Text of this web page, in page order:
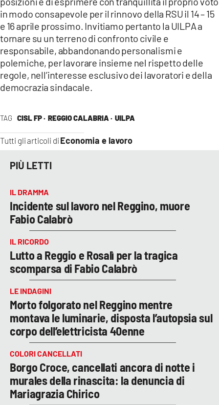
TAG CISL FP · REGGIO CALABRIA · UILPA
Tutti gli articoli di Economia e lavoro
in modo consapevole per il rinnovo della RSU il 14 – 15
e 16 aprile prossimo. Invitiamo pertanto la UILPA a
tornare su un terreno di confronto civile e
responsabile, abbandonando personalismi e
polemiche, per lavorare insieme nel rispetto delle
regole, nell’interesse esclusivo dei lavoratori e della
democrazia sindacale.
PIÙ LETTI
IL DRAMMA
Incidente sul lavoro nel Reggino, muore
Fabio Calabrò
IL RICORDO
Lutto a Reggio e Rosalì per la tragica
scomparsa di Fabio Calabrò
LE INDAGINI
Morto folgorato nel Reggino mentre
montava le luminarie, disposta l’autopsia sul
corpo dell’elettricista 40enne
COLORI CANCELLATI
Borgo Croce, cancellati ancora di notte i
murales della rinascita: la denuncia di
Mariagrazia Chirico